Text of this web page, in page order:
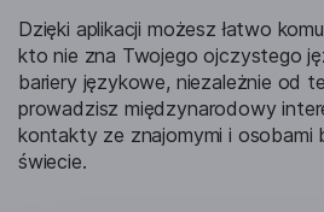
Dzięki aplikacji możesz łatwo
kto nie zna Twojego ojczystego
bariery językowe, niezależnie od
prowadzisz międzynarodowy
kontakty ze znajomymi i osobami
świecie.